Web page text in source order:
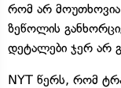
რომ არ მოუთხოვია
ზეწოლის
დეტალები ჯერ არ
NYT წერს, რომ